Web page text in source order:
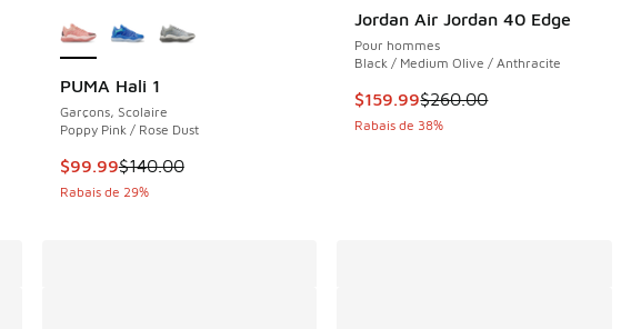
est passé de $120.00 à $69.99
PUMA Hali 1
Garçons, Scolaire
Poppy Pink / Rose Dust
Cet article est en solde. Le prix est passé de $140.00 à $99.99
$99.99$140.00
Rabais de 29%
Jordan Air Jordan 40 Edge
Pour hommes
Black / Medium Olive / Anthracite
Cet article est en solde. Le prix
$159.99$260.00
Rabais de 38%